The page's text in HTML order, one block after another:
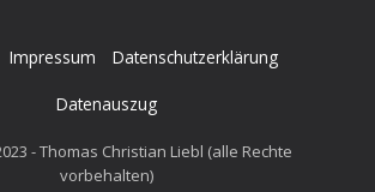
Impressum Datenschutzerklärung
Datenauszug
- Thomas Christian Liebl (alle Rechte
vorbehalten)